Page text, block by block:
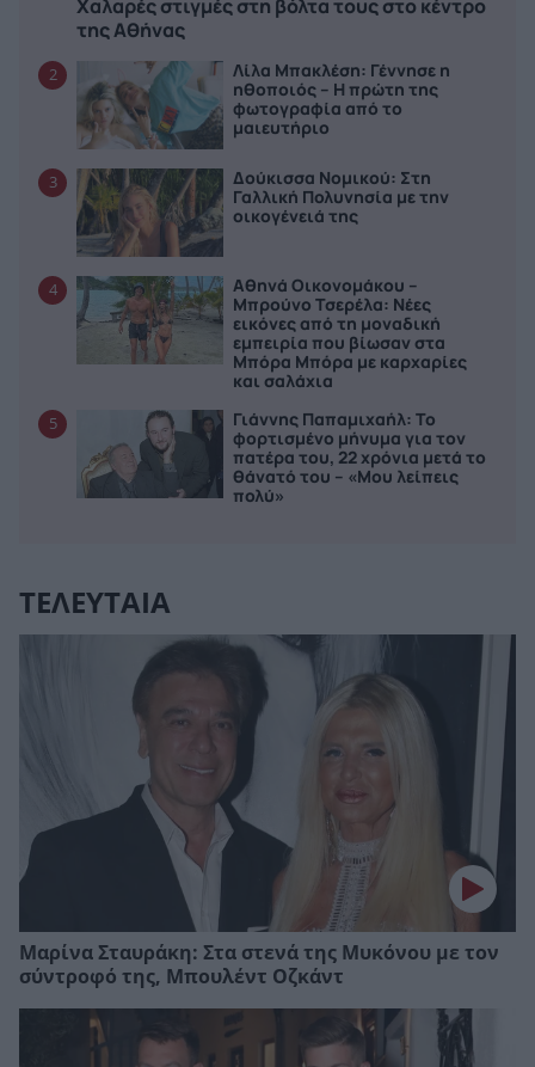
Χαλαρές στιγμές στη βόλτα τους στο κέντρο
της Αθήνας
2
Λίλα Μπακλέση: Γέννησε η
ηθοποιός – Η πρώτη της
φωτογραφία από το
μαιευτήριο
3
Δούκισσα Νομικού: Στη
Γαλλική Πολυνησία με την
οικογένειά της
4
Αθηνά Οικονομάκου –
Μπρούνο Τσερέλα: Νέες
εικόνες από τη μοναδική
εμπειρία που βίωσαν στα
Μπόρα Μπόρα με καρχαρίες
και σαλάχια
5
Γιάννης Παπαμιχαήλ: Το
φορτισμένο μήνυμα για τον
πατέρα του, 22 χρόνια μετά το
θάνατό του – «Μου λείπεις
πολύ»
ΤΕΛΕΥΤΑΙΑ
Μαρίνα Σταυράκη: Στα στενά της Μυκόνου με τον
σύντροφό της, Μπουλέντ Οζκάντ